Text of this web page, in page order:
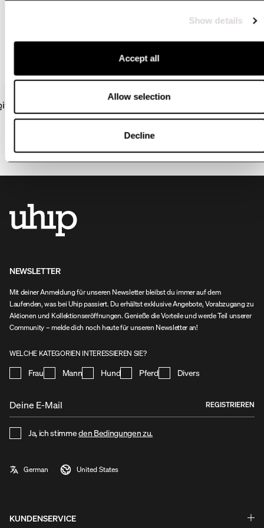
Show details
Accept all
Allow selection
Decline
NEWSLETTER
Mit deiner Anmeldung für unseren Newsletter bleibst du immer auf dem
Laufenden, was bei Uhip passiert. Du erhältst exklusive Angebote, Vorabzugang zu
Aktionen und Kollektionseröffnungen. Genieße die Vorteile und werde Teil unserer
Community – melde dich noch heute für unseren Newsletter an!
WELCHE KATEGORIEN INTERESSIEREN SIE?
Frau Mann Hund Pferd Divers
REGISTRIEREN
Ja, ich stimmeden Bedingungen zu.
KUNDENSERVICE